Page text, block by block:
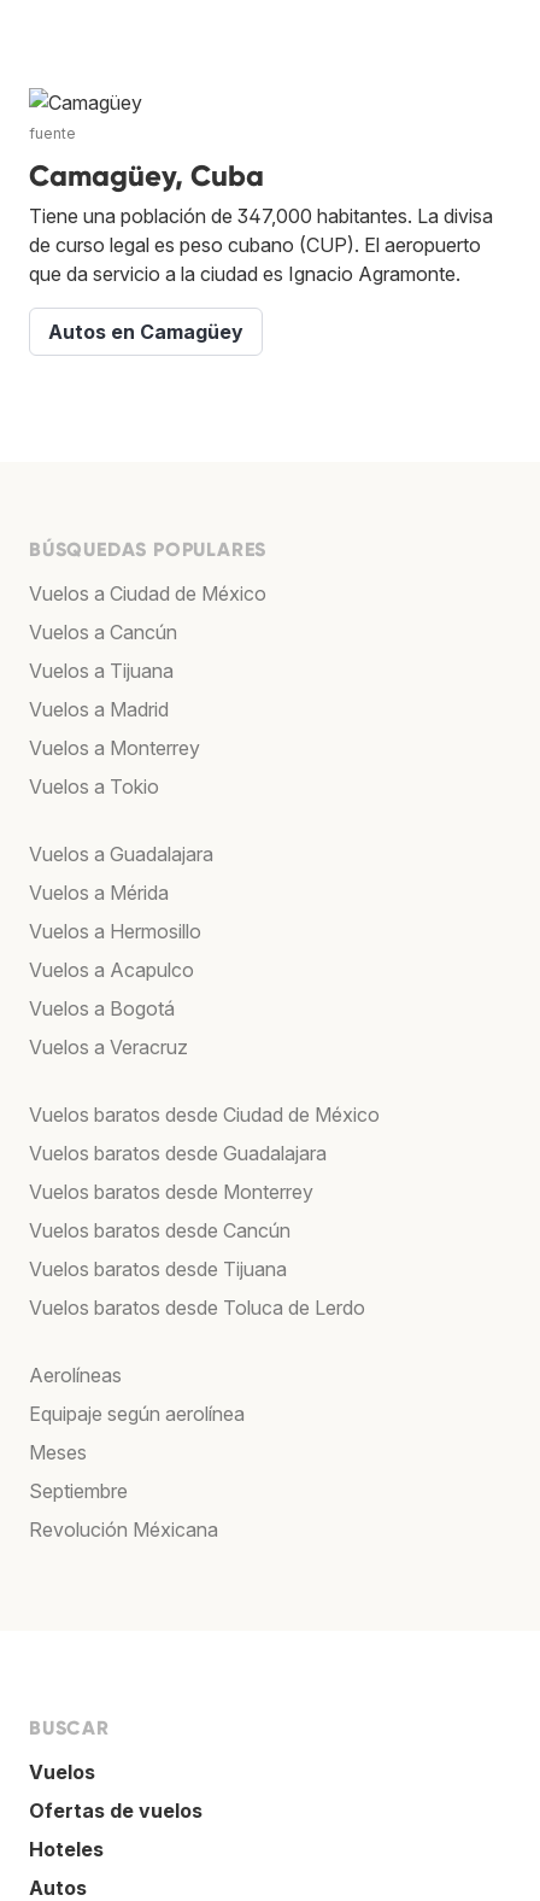
fuente
Camagüey, Cuba
Tiene una población de 347,000 habitantes. La divisa
de curso legal es peso cubano (CUP). El aeropuerto
que da servicio a la ciudad es Ignacio Agramonte.
Autos en Camagüey
BÚSQUEDAS POPULARES
Vuelos a Ciudad de México
Vuelos a Cancún
Vuelos a Tijuana
Vuelos a Madrid
Vuelos a Monterrey
Vuelos a Tokio
Vuelos a Guadalajara
Vuelos a Mérida
Vuelos a Hermosillo
Vuelos a Acapulco
Vuelos a Bogotá
Vuelos a Veracruz
Vuelos baratos desde Ciudad de México
Vuelos baratos desde Guadalajara
Vuelos baratos desde Monterrey
Vuelos baratos desde Cancún
Vuelos baratos desde Tijuana
Vuelos baratos desde Toluca de Lerdo
Aerolíneas
Equipaje según aerolínea
Meses
Septiembre
Revolución Méxicana
BUSCAR
Vuelos
Ofertas de vuelos
Hoteles
Autos